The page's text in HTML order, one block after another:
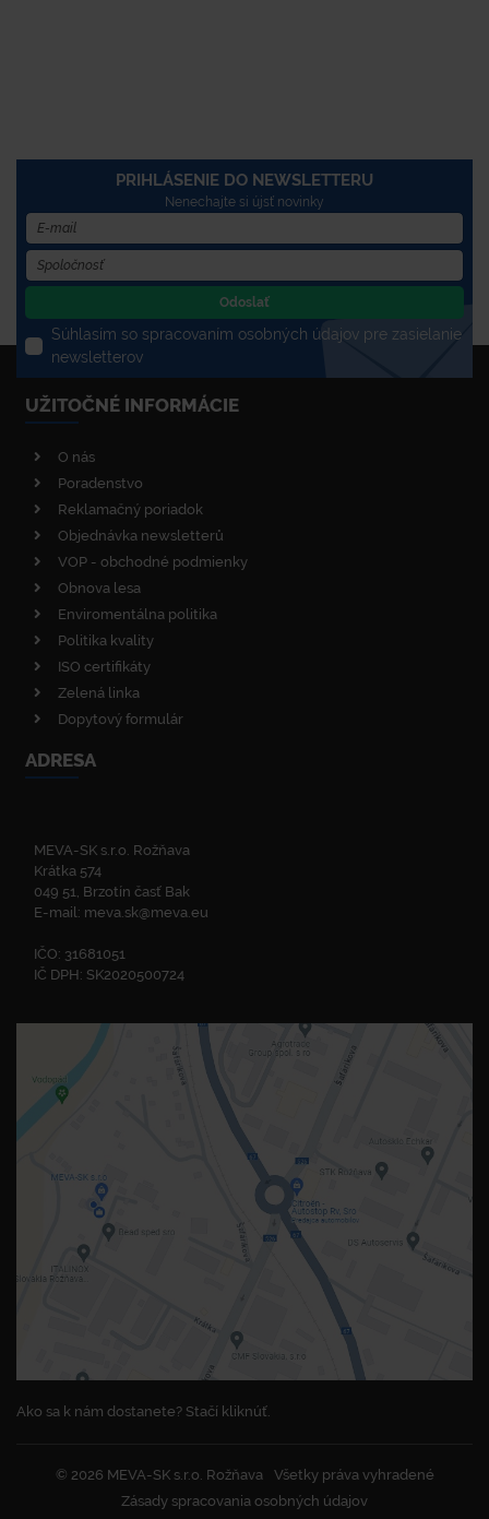
PRIHLÁSENIE DO NEWSLETTERU
Nenechajte si újsť novinky
Odoslať
Súhlasím so spracovaním osobných údajov pre zasielanie
newsletterov
UŽITOČNÉ INFORMÁCIE
O nás
Poradenstvo
Reklamačný poriadok
Objednávka newsletterů
VOP - obchodné podmienky
Obnova lesa
Enviromentálna politika
Politika kvality
ISO certifikáty
Zelená linka
Dopytový formulár
ADRESA
MEVA-SK s.r.o. Rožňava
Krátka 574
049 51, Brzotín časť Bak
E-mail: meva.sk@meva.eu
IČO: 31681051
IČ DPH: SK2020500724
Ako sa k nám dostanete? Stačí kliknúť.
© 2026 MEVA-SK s.r.o. Rožňava
Všetky práva vyhradené
Zásady spracovania osobných údajov